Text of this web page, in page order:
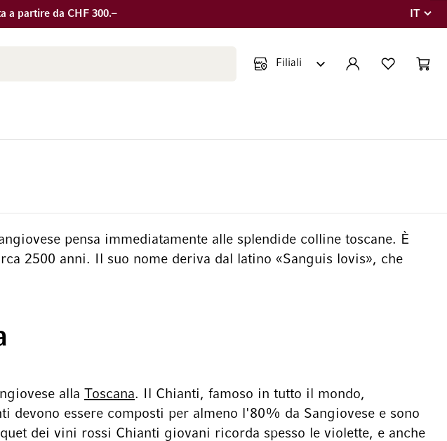
a partire da CHF 300.–
Lingua
IT
ACCOUNT LISTA DEI CART
pensa immediatamente alle splendide colline toscane. È
2500 anni. Il suo nome deriva dal latino «Sanguis lovis», che
alla Toscana. Il Chianti, famoso in tutto il mondo,
essere composti per almeno l'80% da Sangiovese e sono
dei vini rossi Chianti giovani ricorda spesso le violette, e anche